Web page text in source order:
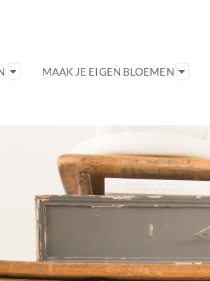
MAAK JE EIGEN BLOEMEN